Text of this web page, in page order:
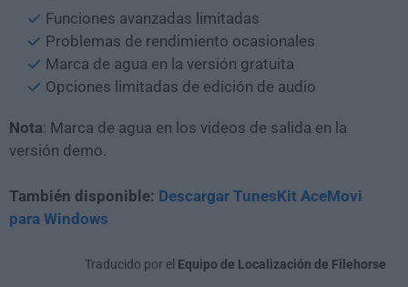
Funciones avanzadas limitadas
Problemas de rendimiento ocasionales
Marca de agua en la versión gratuita
Opciones limitadas de edición de audio
Nota: Marca de agua en los videos de salida en la
versión demo.
También disponible: Descargar TunesKit AceMovi
para Windows
Traducido por el Equipo de Localización de Filehorse